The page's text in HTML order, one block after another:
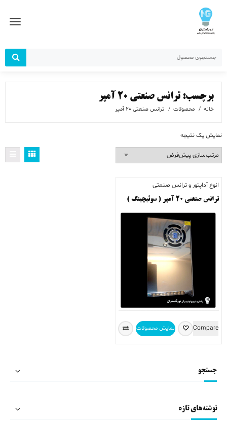
جستجو
نوشته‌های تازه
برچسب: ترانس صنعتی 20 آمپر
خانه محصولات ترانس صنعتی 20 آمپر
نمایش یک نتیجه
انوع آداپتور و ترانس صنعتی
ترانس صنعتی ۲۰ آمپر ( سوئیچینگ )
نمایش محصولات Compare